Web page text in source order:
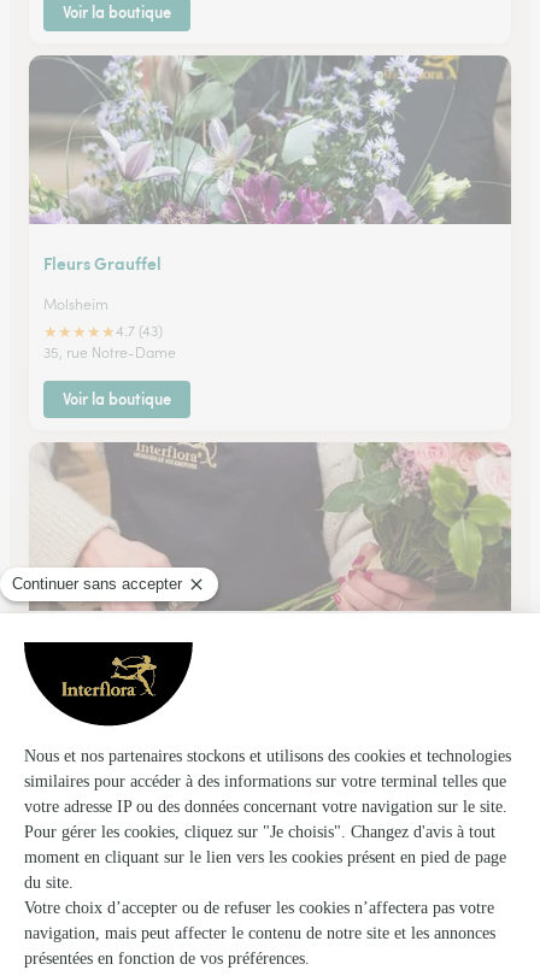
Voir la boutique
Fleurs Grauffel
Molsheim
★★★★★4.7 (43)
35, rue Notre-Dame
Voir la boutique
Fleurs Ernst
Hattmatt
★★★
4.6 (172)
Voir la boutique